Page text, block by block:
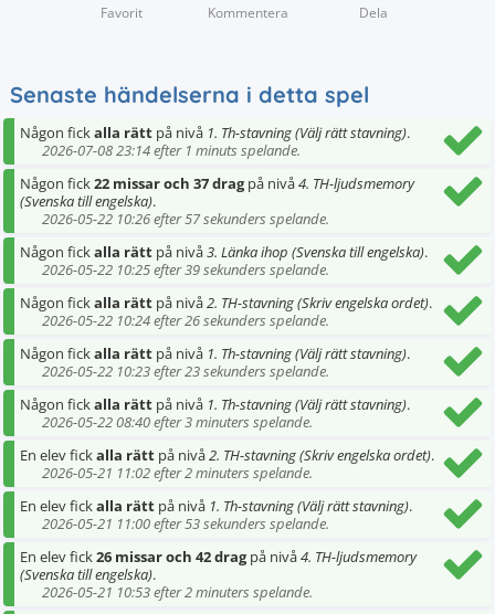
Favorit Kommentera Dela
Senaste händelserna i detta spel
Någon fickalla rätt på nivå 1. Th-stavning (Välj rätt stavning).
2026-07-08 23:14 efter 1 minuts spelande.
Någon fick22 missar och 37 dragpå nivå4. TH-ljudsmemory
(Svenska till engelska).
2026-05-22 10:26 efter 57 sekunders spelande.
Någon fickalla rätt på nivå3. Länka ihop (Svenska till engelska).
2026-05-22 10:25 efter 39 sekunders spelande.
Någon fickalla rätt på nivå2. TH-stavning (Skriv engelska ordet).
2026-05-22 10:24 efter 26 sekunders spelande.
Någon fickalla rätt på nivå 1. Th-stavning (Välj rätt stavning).
2026-05-22 10:23 efter 23 sekunders spelande.
Någon fickalla rätt på nivå 1. Th-stavning (Välj rätt stavning).
2026-05-22 08:40 efter 3 minuters spelande.
En elev fickalla rätt på nivå2. TH-stavning (Skriv engelska ordet).
2026-05-21 11:02 efter 2 minuters spelande.
En elev fickalla rätt på nivå 1. Th-stavning (Välj rätt stavning).
2026-05-21 11:00 efter 53 sekunders spelande.
En elev fick26 missar och 42 dragpå nivå4. TH-ljudsmemory
(Svenska till engelska).
2026-05-21 10:53 efter 2 minuters spelande.